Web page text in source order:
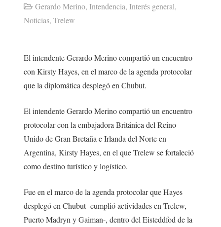
Gerardo Merino, Intendencia, Interés general,
Noticias, Trelew
El intendente Gerardo Merino compartió un encuentro
con Kirsty Hayes, en el marco de la agenda protocolar
que la diplomática desplegó en Chubut.
El intendente Gerardo Merino compartió un encuentro
protocolar con la embajadora Británica del Reino
Unido de Gran Bretaña e Irlanda del Norte en
Argentina, Kirsty Hayes, en el que Trelew se fortaleció
como destino turístico y logístico.
Fue en el marco de la agenda protocolar que Hayes
desplegó en Chubut -cumplió actividades en Trelew,
Puerto Madryn y Gaiman-, dentro del Eisteddfod de la